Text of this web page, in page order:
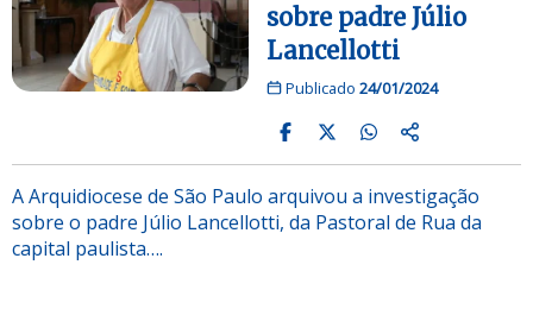
sobre padre Júlio
Lancellotti
Publicado 24/01/2024
A Arquidiocese de São Paulo arquivou a investigação
sobre o padre Júlio Lancellotti, da Pastoral de Rua da
capital paulista….